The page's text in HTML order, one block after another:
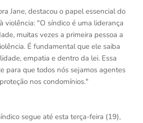
Jane, destacou o papel essencial do
violência: "O síndico é uma liderança
muitas vezes a primeira pessoa a
É fundamental que ele saiba
empatia e dentro da lei. Essa
para que todos nós sejamos agentes
nos condomínios."
segue até esta terça-feira (19),